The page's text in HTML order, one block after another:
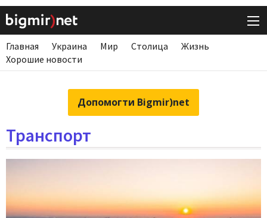
Главная Украина Мир Столица
Жизнь
Хорошие новости
Допомогти Bigmir)net
Транспорт